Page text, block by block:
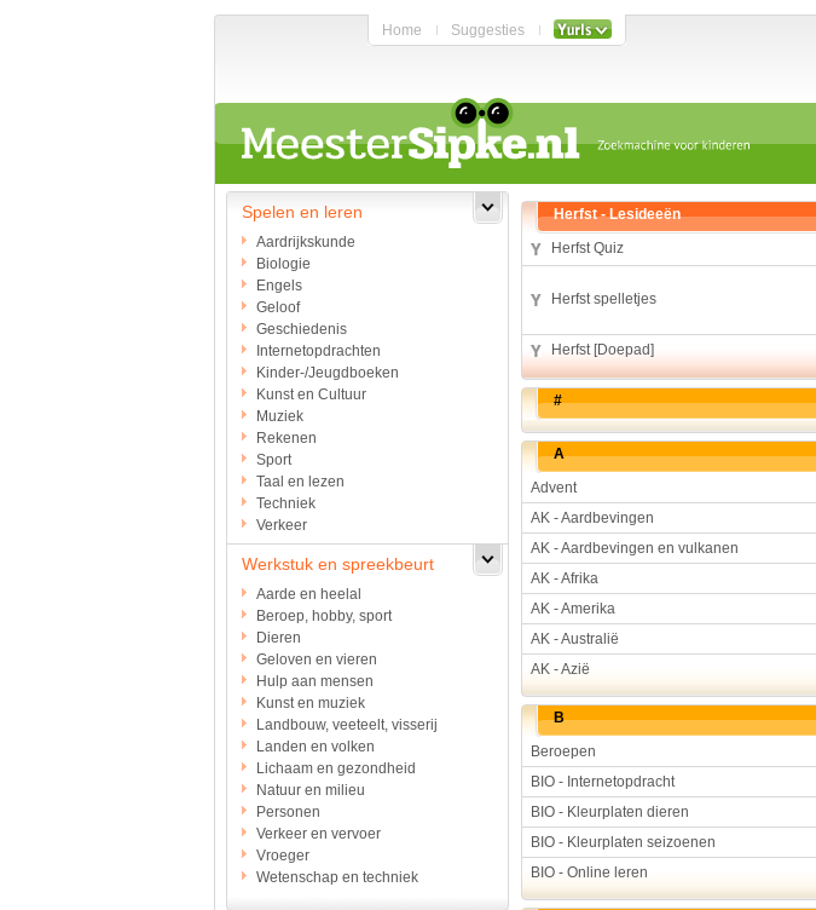
Home Suggesties
Spelen en leren
Aardrijkskunde
Biologie
Engels
Geloof
Geschiedenis
Internetopdrachten
Kinder-/Jeugdboeken
Kunst en Cultuur
Muziek
Rekenen
Sport
Taal en lezen
Techniek
Verkeer
Werkstuk en spreekbeurt
Aarde en heelal
Beroep, hobby, sport
Dieren
Geloven en vieren
Hulp aan mensen
Kunst en muziek
Landbouw, veeteelt, visserij
Landen en volken
Lichaam en gezondheid
Natuur en milieu
Personen
Verkeer en vervoer
Vroeger
Wetenschap en techniek
Herfst - Lesideeën
Herfst Quiz
Herfst spelletjes
Herfst [Doepad]
#
A
Advent
AK - Aardbevingen
AK - Aardbevingen en vulkanen
AK - Afrika
AK - Amerika
AK - Australië
AK - Azië
B
Beroepen
BIO - Internetopdracht
BIO - Kleurplaten dieren
BIO - Kleurplaten seizoenen
BIO - Online leren